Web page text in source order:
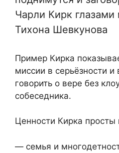
Чарли Кирк глазами
Тихона Шевкунова
Пример Кирка
миссии в серьёзности
говорить о вере без
собеседника.
Ценности Кирка просты
— семья и